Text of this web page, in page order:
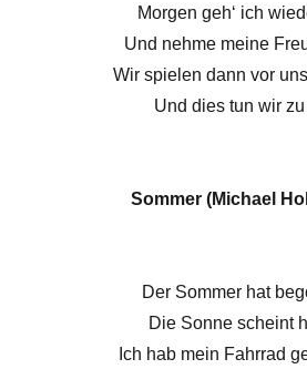
Morgen geh‘ ich
Und nehme meine
Wir spielen dann vor
Und dies tun wir zu
Sommer (Michael
Der Sommer hat
Die Sonne scheint
Ich hab mein Fahrrad